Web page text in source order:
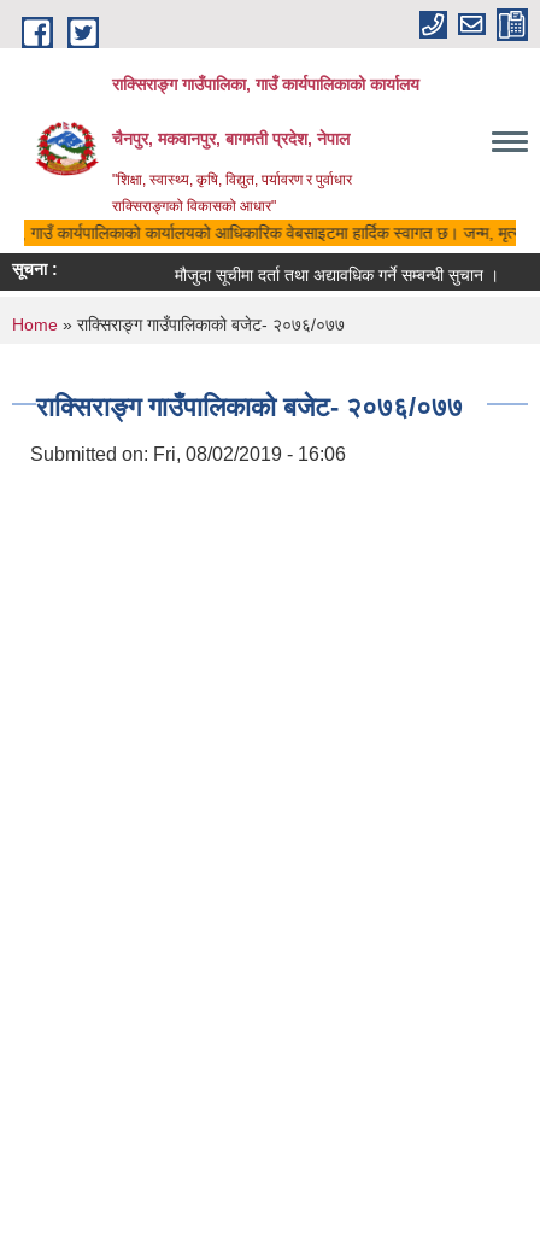
Skip to main content
राक्सिराङ्ग गाउँपालिका, गाउँ कार्यपालिकाको कार्यालय
चैनपुर, मकवानपुर, बागमती प्रदेश, नेपाल
"शिक्षा, स्वास्थ्य, कृषि, विद्युत, पर्यावरण र पुर्वाधार
राक्सिराङ्गको विकासको आधार"
गाउँ कार्यपालिकाको कार्यालयको आधिकारिक वेबसाइटमा हार्दिक स्वागत छ। जन्म,
सूचना :
मौजुदा सूचीमा दर्ता तथा अद्यावधिक गर्ने सम्बन्धी सुचान ।
You are here
Home » राक्सिराङ्ग गाउँपालिकाको बजेट- २०७६/०७७
राक्सिराङ्ग गाउँपालिकाको बजेट- २०७६/०७७
Submitted on: Fri, 08/02/2019 - 16:06